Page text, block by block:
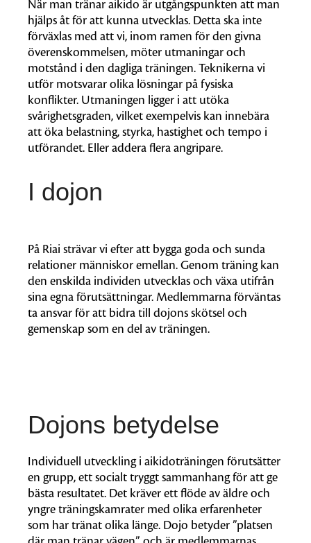
När man tränar aikido är utgångspunkten att man
hjälps åt för att kunna utvecklas. Detta ska inte
förväxlas med att vi, inom ramen för den givna
överenskommelsen, möter utmaningar och
motstånd i den dagliga träningen. Teknikerna vi
utför motsvarar olika lösningar på fysiska
konflikter. Utmaningen ligger i att utöka
svårighetsgraden, vilket exempelvis kan innebära
att öka belastning, styrka, hastighet och tempo i
utförandet. Eller addera flera angripare.
I dojon
På Riai strävar vi efter att bygga goda och sunda
relationer människor emellan. Genom träning kan
den enskilda individen utvecklas och växa utifrån
sina egna förutsättningar. Medlemmarna förväntas
ta ansvar för att bidra till dojons skötsel och
gemenskap som en del av träningen.
Dojons betydelse
Individuell utveckling i aikidoträningen förutsätter
en grupp, ett socialt tryggt sammanhang för att ge
bästa resultatet. Det kräver ett flöde av äldre och
yngre träningskamrater med olika erfarenheter
som har tränat olika länge. Dojo betyder ”platsen